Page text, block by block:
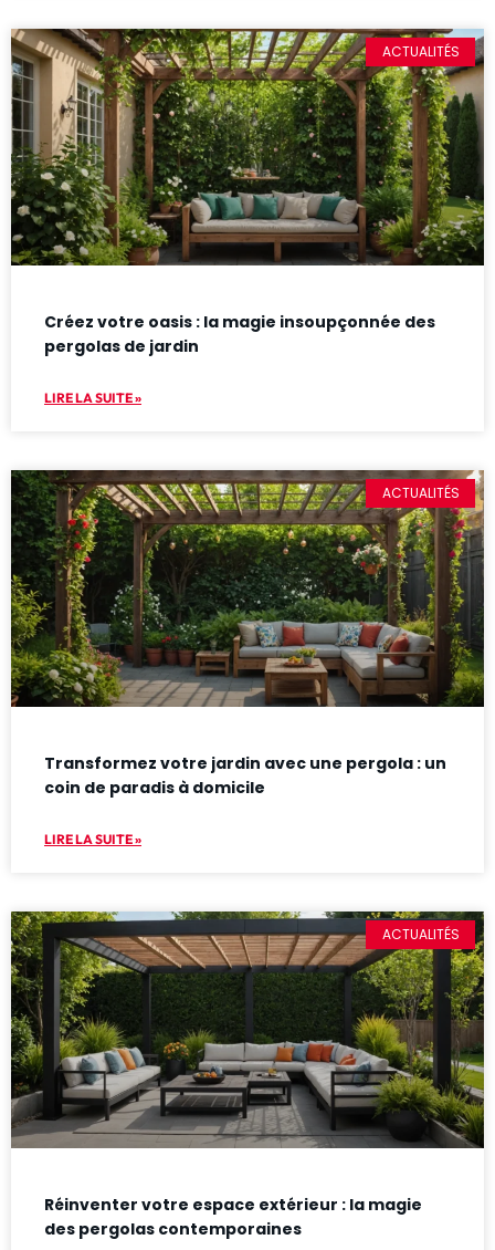
ACTUALITÉS
Créez votre oasis : la magie insoupçonnée des
pergolas de jardin
LIRE LA SUITE »
ACTUALITÉS
Transformez votre jardin avec une pergola : un
coin de paradis à domicile
LIRE LA SUITE »
ACTUALITÉS
Réinventer votre espace extérieur : la magie
des pergolas contemporaines